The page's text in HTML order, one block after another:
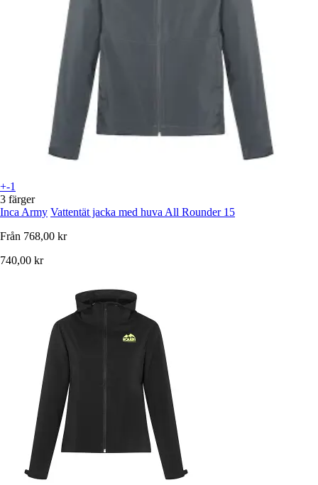
+-1
3 färger
Inca Army Vattentät jacka med huva All Rounder 15
Från 768,00 kr
740,00 kr